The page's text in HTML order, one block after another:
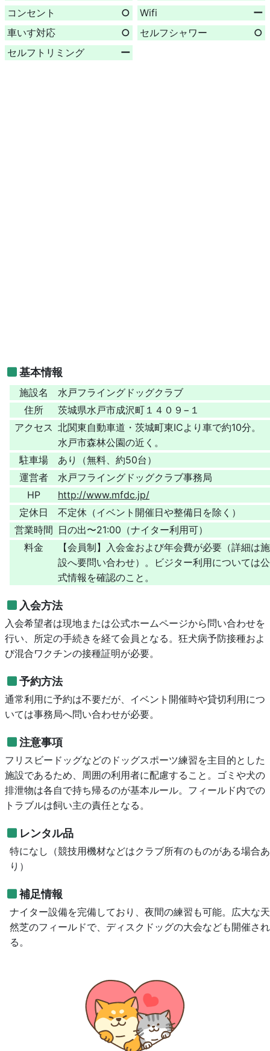
コンセント
○ Wifi
ー
車いす対応
○ セルフシャワー
○
セルフトリミング
ー
基本情報
施設名
水戸フライングドッグクラブ
住所
茨城県水戸市成沢町１４０９−１
アクセス 北関東自動車道・茨城町東ICより車で約10分。
水戸市森林公園の近く。
駐車場
あり（無料、約50台）
運営者
水戸フライングドッグクラブ事務局
HP
http://www.mfdc.jp/
定休日
不定休（イベント開催日や整備日を除く）
営業時間 日の出〜21:00（ナイター利用可）
料金
【会員制】入会金および年会費が必要（詳細は施
設へ要問い合わせ）。ビジター利用については公
式情報を確認のこと。
入会方法
入会希望者は現地または公式ホームページから問い合わせを
行い、所定の手続きを経て会員となる。狂犬病予防接種およ
び混合ワクチンの接種証明が必要。
予約方法
通常利用に予約は不要だが、イベント開催時や貸切利用につ
いては事務局へ問い合わせが必要。
注意事項
フリスビードッグなどのドッグスポーツ練習を主目的とした
施設であるため、周囲の利用者に配慮すること。ゴミや犬の
排泄物は各自で持ち帰るのが基本ルール。フィールド内での
トラブルは飼い主の責任となる。
レンタル品
特になし（競技用機材などはクラブ所有のものがある場合あ
り）
補足情報
ナイター設備を完備しており、夜間の練習も可能。広大な天
然芝のフィールドで、ディスクドッグの大会なども開催され
る。